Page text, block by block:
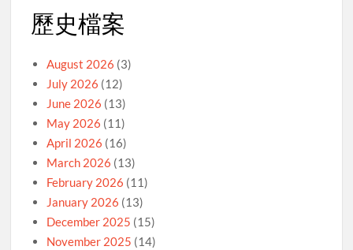
歷史檔案
August 2026 (3)
July 2026 (12)
June 2026 (13)
May 2026 (11)
April 2026 (16)
March 2026 (13)
February 2026 (11)
January 2026 (13)
December 2025 (15)
November 2025 (14)